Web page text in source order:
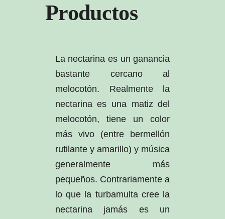
Productos
La nectarina es un ganancia
bastante cercano al
melocotón. Realmente la
nectarina es una matiz del
melocotón, tiene un color
más vivo (entre bermellón
rutilante y amarillo) y música
generalmente más
pequeños. Contrariamente a
lo que la turbamulta cree la
nectarina jamás es un